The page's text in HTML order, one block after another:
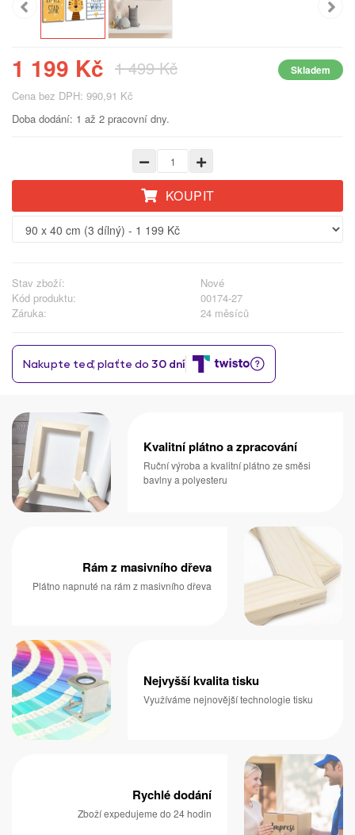
1 199 Kč 1 499 Kč Skladem
Cena bez DPH: 990,91 Kč
Doba dodání: 1 až 2 pracovní dny.
KOUPIT
Stav zboží:
Nové
Kód produktu:
00174-27
Záruka:
24 měsíců
Kvalitní plátno a zpracování
Ruční výroba a kvalitní plátno ze směsi
bavlny a polyesteru
Rám z masivního dřeva
Plátno napnuté na rám z masivního dřeva
Nejvyšší kvalita tisku
Využíváme nejnovější technologie tisku
Rychlé dodání
Zboží expedujeme do 24 hodin